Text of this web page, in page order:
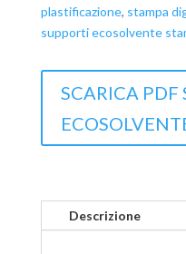
plastificazione, stampa
supporti ecosolvente
SCARICA PDF
Descrizione